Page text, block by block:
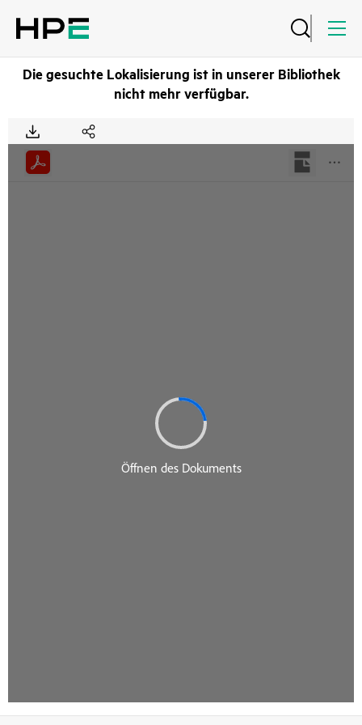
Die gesuchte Lokalisierung ist in unserer Bibliothek
nicht mehr verfügbar.